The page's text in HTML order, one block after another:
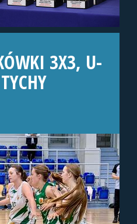
3X3, U-